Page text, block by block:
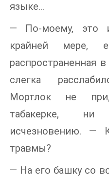
языке…
— По-моему, это
крайней мере,
распространенная
слегка
Мортлок не
табакерке,
исчезновению. —
травмы?
— На его башку со